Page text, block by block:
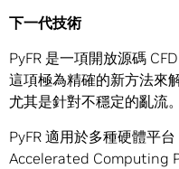
下一代技術
PyFR 是一項開放源碼
這項極為精確的新方法來
尤其是針對不穩定的亂流。
PyFR 適用於多種硬體平
Accelerated Computing